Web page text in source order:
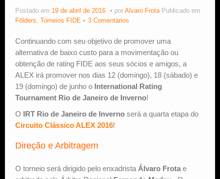
Estude Xadrez
Postado em 19 de abril de 2016 por Alvaro Frota Publicado em
Fôlders, Torneios FIDE 3 Comentários
Continuando com seu objetivo de promover uma
alternativa de baixo custo para a movimentação ou
obtenção de rating FIDE aos seus sócios e amigos, a
ALEX irá promover nos dias 12 (domingo), 18 (sábado) e
19 (domingo) de junho o International Rating
Tournament Rio de Janeiro de Inverno!
O IRT Rio de Janeiro de Inverno será a quarta etapa do
Circuito Clássico ALEX 2016!
Direção e Arbitragem
O torneio será dirigido pelo enxadrista Álvaro Frota e